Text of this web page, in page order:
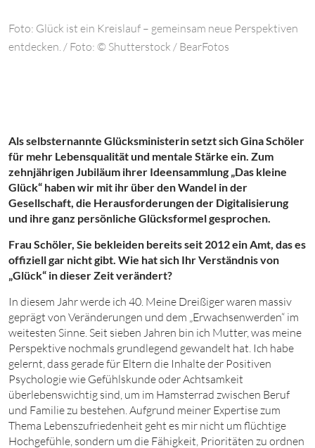
Foto: Glück ist ein Kreislauf – gemeinsam neue Perspektiven
entdecken. / Foto: © Shutterstock / BearFotos
Als selbsternannte Glücksministerin setzt sich Gina Schöler
für mehr Lebensqualität und mentale Stärke ein. Zum
zehnjährigen Jubiläum ihrer Ideensammlung „Das kleine
Glück“ haben wir mit ihr über den Wandel in der
Gesellschaft, die Herausforderungen der Digitalisierung
und ihre ganz persönliche Glücksformel gesprochen.
Frau Schöler, Sie bekleiden bereits seit 2012 ein Amt, das es
offiziell gar nicht gibt. Wie hat sich Ihr Verständnis von
„Glück“ in dieser Zeit verändert?
In diesem Jahr werde ich 40. Meine Dreißiger waren massiv
geprägt von Veränderungen und dem „Erwachsenwerden“ im
weitesten Sinne. Seit sieben Jahren bin ich Mutter, was meine
Perspektive nochmals grundlegend gewandelt hat. Ich habe
gelernt, dass gerade für Eltern die Inhalte der Positiven
Psychologie wie Gefühlskunde oder Achtsamkeit
überlebenswichtig sind, um im Hamsterrad zwischen Beruf
und Familie zu bestehen. Aufgrund meiner Expertise zum
Thema Lebenszufriedenheit geht es mir nicht um flüchtige
Hochgefühle, sondern um die Fähigkeit, Prioritäten zu ordnen